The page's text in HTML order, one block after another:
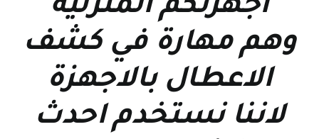
اجهزتكم المنزلية
وهم مهارة في كشف
الاعطال بالاجهزة
لاننا نستخدم احدث